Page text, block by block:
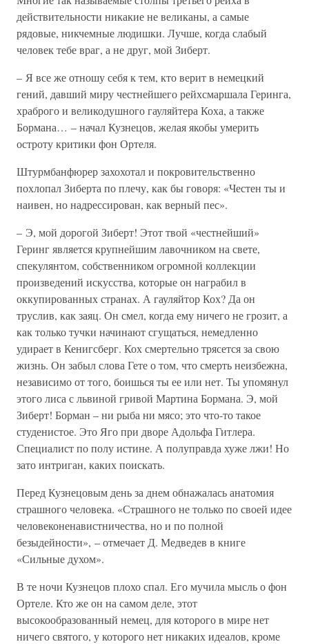
действительности никакие не великаны, а самые
рядовые, никчемные людишки. Лучше, когда слабый
человек тебе враг, а не друг, мой Зиберт.
– Я все же отношу себя к тем, кто верит в немецкий
гений, давший миру честнейшего рейхсмаршала Геринга,
храброго и великодушного гауляйтера Коха, а также
Бормана… – начал Кузнецов, желая якобы умерить
остроту критики фон Ортеля.
Штурмбанфюрер захохотал и покровительственно
похлопал Зиберта по плечу, как бы говоря: «Честен ты и
наивен, но надрессирован, как верный пес».
– Э, мой дорогой Зиберт! Этот твой «честнейший»
Геринг является крупнейшим лавочником на свете,
спекулянтом, собственником огромной коллекции
произведений искусства, которые он награбил в
оккупированных странах. А гауляйтор Кох? Да он
труслив, как заяц. Он смел, когда ему ничего не грозит, а
как только тучки начинают сгущаться, немедленно
удирает в Кенигсберг. Кох смертельно трясется за свою
жизнь. Он забыл слова Гете о том, что смерть неизбежна,
независимо от того, боишься ты ее или нет. Ты упомянул
этого лиса с львиной гривой Мартина Бормана. Э, мой
Зиберт! Борман – ни рыба ни мясо; это что-то такое
студенистое. Это Яго при дворе Адольфа Гитлера.
Специалист по полу истине. А полуправда хуже лжи! Но
зато интриган, каких поискать.
Перед Кузнецовым день за днем обнажалась анатомия
страшного человека. «Страшного не только по своей идее
человеконенавистничества, но и по полной
безыдейности», – отмечает Д. Медведев в книге
«Сильные духом».
В те ночи Кузнецов плохо спал. Его мучила мысль о фон
Ортеле. Кто же он на самом деле, этот
высокообразованный немец, для которого в мире нет
ничего святого, у которого нет никаких идеалов, кроме